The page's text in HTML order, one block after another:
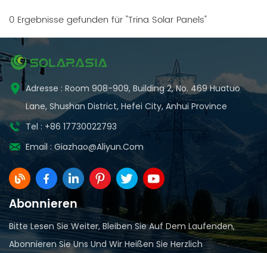
0 Ergebnisse gefunden für "Trina Solar Panels"
Adresse : Room 908-909, Building 2, No. 469 Huatuo
Lane, Shushan District, Hefei City, Anhui Province
Tel : +86 17730022793
Email : Giazhao@aliyun.com
Abonnieren
Bitte Lesen Sie Weiter, Bleiben Sie Auf Dem Laufenden,
Abonnieren Sie Uns Und Wir Heißen Sie Herzlich